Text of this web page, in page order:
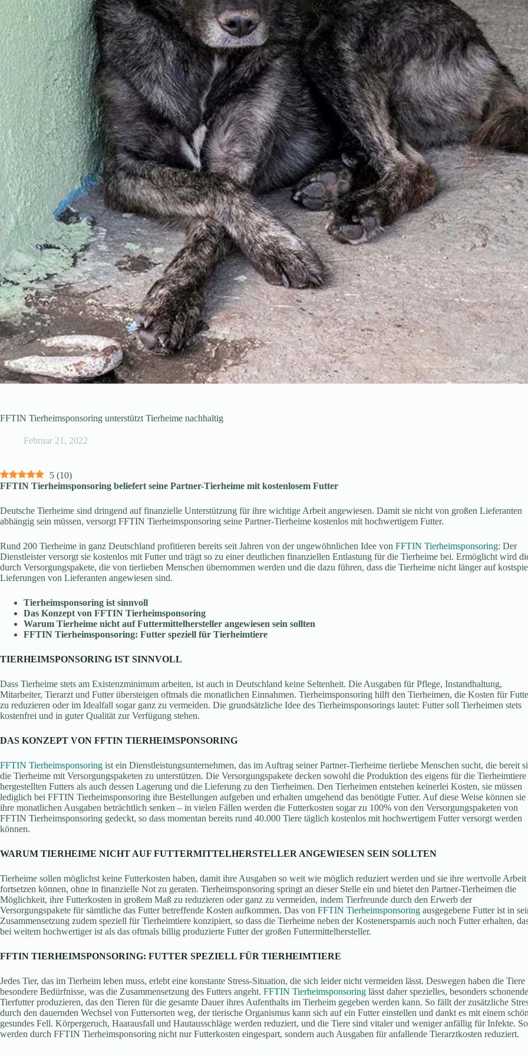
FFTIN Tierheimsponsoring unterstützt Tierheime nachhaltig
Februar 21, 2022
5 (10)
FFTIN Tierheimsponsoring beliefert seine Partner-Tierheime mit kostenlosem Futter
Deutsche Tierheime sind dringend auf finanzielle Unterstützung für ihre wichtige Arbeit angewiesen. Damit sie nicht von großen Lieferanten
abhängig sein müssen, versorgt FFTIN Tierheimsponsoring seine Partner-Tierheime kostenlos mit hochwertigem Futter.
Rund 200 Tierheime in ganz Deutschland profitieren bereits seit Jahren von der ungewöhnlichen Idee von FFTIN Tierheimsponsoring: Der
Dienstleister versorgt sie kostenlos mit Futter und trägt so zu einer deutlichen finanziellen Entlastung für die Tierheime bei. Ermöglicht wird
durch Versorgungspakete, die von tierlieben Menschen übernommen werden und die dazu führen, dass die Tierheime nicht länger auf
Lieferungen von Lieferanten angewiesen sind.
Tierheimsponsoring ist sinnvoll
Das Konzept von FFTIN Tierheimsponsoring
Warum Tierheime nicht auf Futtermittelhersteller angewiesen sein sollten
FFTIN Tierheimsponsoring: Futter speziell für Tierheimtiere
TIERHEIMSPONSORING IST SINNVOLL
Dass Tierheime stets am Existenzminimum arbeiten, ist auch in Deutschland keine Seltenheit. Die Ausgaben für Pflege, Instandhaltung,
Mitarbeiter, Tierarzt und Futter übersteigen oftmals die monatlichen Einnahmen. Tierheimsponsoring hilft den Tierheimen, die Kosten für
zu reduzieren oder im Idealfall sogar ganz zu vermeiden. Die grundsätzliche Idee des Tierheimsponsorings lautet: Futter soll Tierheimen stets
kostenfrei und in guter Qualität zur Verfügung stehen.
DAS KONZEPT VON FFTIN TIERHEIMSPONSORING
FFTIN Tierheimsponsoring ist ein Dienstleistungsunternehmen, das im Auftrag seiner Partner-Tierheime tierliebe Menschen sucht, die bereit
die Tierheime mit Versorgungspaketen zu unterstützen. Die Versorgungspakete decken sowohl die Produktion des eigens für die Tierheimtiere
hergestellten Futters als auch dessen Lagerung und die Lieferung zu den Tierheimen. Den Tierheimen entstehen keinerlei Kosten, sie müssen
lediglich bei FFTIN Tierheimsponsoring ihre Bestellungen aufgeben und erhalten umgehend das benötigte Futter. Auf diese Weise können sie
ihre monatlichen Ausgaben beträchtlich senken – in vielen Fällen werden die Futterkosten sogar zu 100% von den Versorgungspaketen von
FFTIN Tierheimsponsoring gedeckt, so dass momentan bereits rund 40.000 Tiere täglich kostenlos mit hochwertigem Futter versorgt werden
können.
WARUM TIERHEIME NICHT AUF FUTTERMITTELHERSTELLER ANGEWIESEN SEIN SOLLTEN
Tierheime sollen möglichst keine Futterkosten haben, damit ihre Ausgaben so weit wie möglich reduziert werden und sie ihre wertvolle Arbeit
fortsetzen können, ohne in finanzielle Not zu geraten. Tierheimsponsoring springt an dieser Stelle ein und bietet den Partner-Tierheimen die
Möglichkeit, ihre Futterkosten in großem Maß zu reduzieren oder ganz zu vermeiden, indem Tierfreunde durch den Erwerb der
Versorgungspakete für sämtliche das Futter betreffende Kosten aufkommen. Das von FFTIN Tierheimsponsoring ausgegebene Futter ist in
Zusammensetzung zudem speziell für Tierheimtiere konzipiert, so dass die Tierheime neben der Kostenersparnis auch noch Futter erhalten,
bei weitem hochwertiger ist als das oftmals billig produzierte Futter der großen Futtermittelhersteller.
FFTIN TIERHEIMSPONSORING: FUTTER SPEZIELL FÜR TIERHEIMTIERE
Jedes Tier, das im Tierheim leben muss, erlebt eine konstante Stress-Situation, die sich leider nicht vermeiden lässt. Deswegen haben die Tiere
besondere Bedürfnisse, was die Zusammensetzung des Futters angeht. FFTIN Tierheimsponsoring lässt daher spezielles, besonders
Tierfutter produzieren, das den Tieren für die gesamte Dauer ihres Aufenthalts im Tierheim gegeben werden kann. So fällt der zusätzliche
durch den dauernden Wechsel von Futtersorten weg, der tierische Organismus kann sich auf ein Futter einstellen und dankt es mit einem
gesundes Fell. Körpergeruch, Haarausfall und Hautausschläge werden reduziert, und die Tiere sind vitaler und weniger anfällig für Infekte. So
werden durch FFTIN Tierheimsponsoring nicht nur Futterkosten eingespart, sondern auch Ausgaben für anfallende Tierarztkosten reduziert.